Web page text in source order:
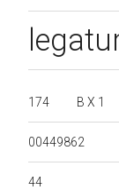
174
B X 1
00449862
44